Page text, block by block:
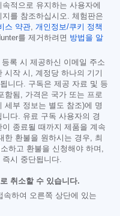
적으로 유지하는 사용자에
를 참조하십시오. 체험판은
스 약관, 개인정보/쿠키 정책
를 제거하려면 방법을 알
록 시 제공하신 이메일 주소
작 시, 계정당 하나의 기기
니다. 구독은 제공 자료 및 등
함됨, 가격은 국가 또는 프로
세부 정보는 별도 참조)에 명
다. 유료 구독 사용자의 경
종료될 때까지 제품을 계속
한 환불을 원하시는 경우, 최
하고 환불을 신청해야 하며,
시 중단됩니다.
취소할 수 있습니다.
속하여 오른쪽 상단에 있는